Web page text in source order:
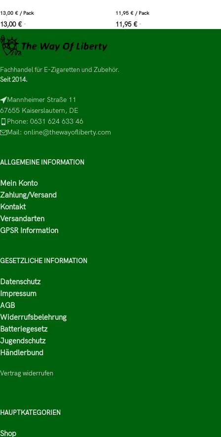
13,00 € / Pack
13,00 € *
11,95 € / Pack
11,95 € *
Fachhandel für E-Zigaretten und Zubehör.
Seit 2014.
Mannheimer Straße 11
67655 Kaiserslautern, DE
Phone: 0631 624 633 46
Mail: online@thewayofliberty.com
ALLGEMEINE INFORMATION
Mein Konto
Zahlung/Versand
Kontakt
Versandarten
GPSR Information
GESETZLICHE INFORMATION
Datenschutz
Impressum
AGB
Widerrufsbelehrung
Batteriegesetz
Jugendschutz
Händlerbund
Vertrag widerrufen
HAUPTKATEGORIEN
Shop